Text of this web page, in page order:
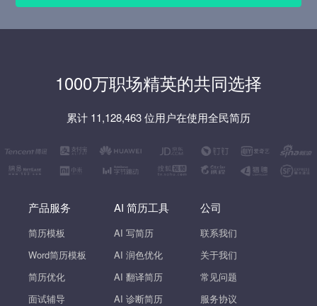
1000万职场精英的共同选择
累计 11,128,463 位用户在使用全民简历
产品服务
简历模板
Word简历模板
简历优化
面试辅导
AI 简历工具
AI 写简历
AI 润色优化
AI 翻译简历
AI 诊断简历
公司
联系我们
关于我们
常见问题
服务协议